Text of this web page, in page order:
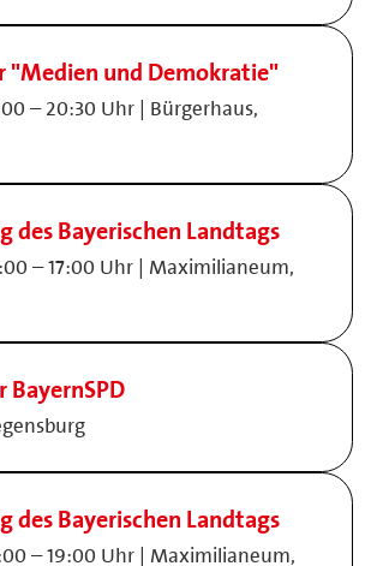
"Medien und Demokratie"
– 20:30 Uhr | Bürgerhaus,
des Bayerischen Landtags
– 17:00 Uhr | Maximilianeum,
BayernSPD
des Bayerischen Landtags
– 19:00 Uhr | Maximilianeum,